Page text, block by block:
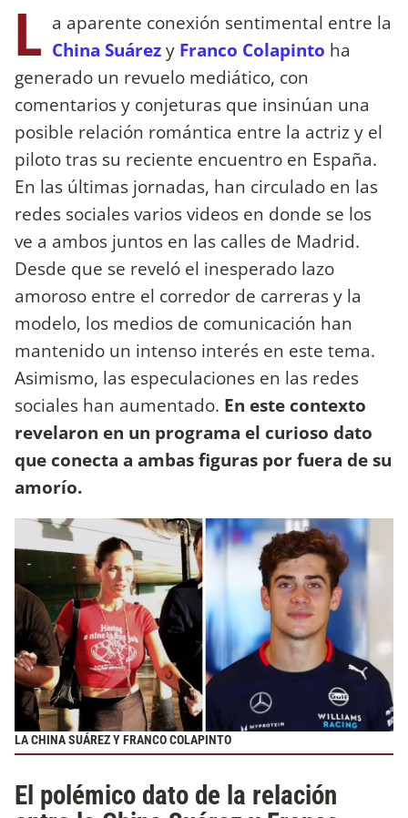
L a aparente conexión sentimental entre la
China Suárezy Franco Colapinto ha
generado un revuelo mediático, con
comentarios y conjeturas que insinúan una
posible relación romántica entre la actriz y el
piloto tras su reciente encuentro en España.
En las últimas jornadas, han circulado en las
redes sociales varios videos en donde se los
ve a ambos juntos en las calles de Madrid.
Desde que se reveló el inesperado lazo
amoroso entre el corredor de carreras y la
modelo, los medios de comunicación han
mantenido un intenso interés en este tema.
Asimismo, las especulaciones en las redes
sociales han aumentado. En este contexto
revelaron en un programa el curioso dato
que conecta a ambas figuras por fuera de su
amorío.
LA CHINA SUÁREZ Y FRANCO COLAPINTO
El polémico dato de la relación